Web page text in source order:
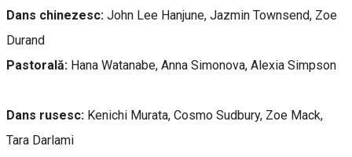
Dans chinezesc: John Lee Hanjune, Jazmin Townsend, Zoe
Durand
Pastorală: Hana Watanabe, Anna Simonova, Alexia Simpson
Dans rusesc: Kenichi Murata, Cosmo Sudbury, Zoe Mack,
Tara Darlami